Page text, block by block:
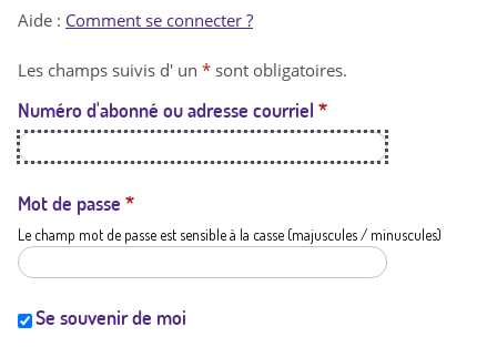
t
a
t
i
Aide : Comment se connecter ?
Les champs suivis d' un * sont obligatoires.
Numéro d'abonné ou adresse courriel *
Mot de passe *
Le champ mot de passe est sensible à la casse (majuscules / minuscules)
Se souvenir de moi